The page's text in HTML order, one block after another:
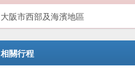
大阪市西部及海濱地區
相關行程